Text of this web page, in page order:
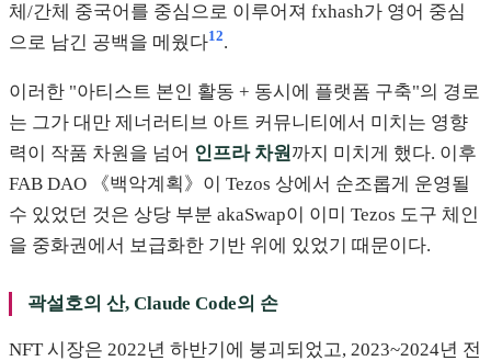
체/간체 중국어를 중심으로 이루어져 fxhash가 영어 중심
으로 남긴 공백을 메웠다12.
이러한 "아티스트 본인 활동 + 동시에 플랫폼 구축"의 경로
는 그가 대만 제너러티브 아트 커뮤니티에서 미치는 영향
력이 작품 차원을 넘어 인프라 차원까지 미치게 했다. 이후
FAB DAO 《백악계획》이 Tezos 상에서 순조롭게 운영될
수 있었던 것은 상당 부분 akaSwap이 이미 Tezos 도구 체인
을 중화권에서 보급화한 기반 위에 있었기 때문이다.
곽설호의 산, Claude Code의 손
NFT 시장은 2022년 하반기에 붕괴되었고, 2023~2024년 전